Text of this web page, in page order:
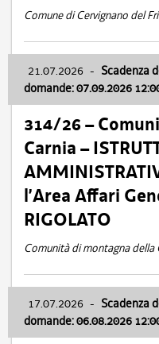
Comune di Cervignano del
21.07.2026 - Scadenza
domande: 07.09.2026
314/26 –
Carnia –
l’Area Affari
RIGOLATO
Comunità di montagna della
17.07.2026 - Scadenza
domande: 06.08.2026